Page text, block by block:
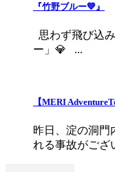
『竹野ブルー💙』
思わず飛び込
ー」💎 ...
【MERI
昨日、淀の洞門
れる事故がござ